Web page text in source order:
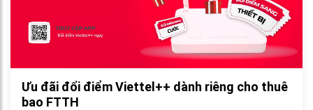
Ưu đãi đổi điểm Viettel++ dành riêng cho thuê
bao FTTH